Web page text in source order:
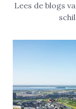
Lees de blogs